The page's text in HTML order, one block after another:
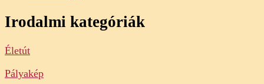
Irodalmi kategóriák
Életút
Pályakép